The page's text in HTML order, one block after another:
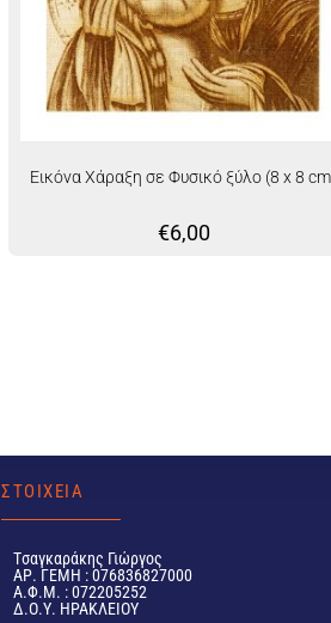
Εικόνα Χάραξη σε Φυσικό ξύλο (8 x 8
€6,00
ΣΤΟΙΧΕΙΑ
Tσαγκαράκης Γιώργος
ΑΡ. ΓΕΜΗ : 076836827000
Α.Φ.Μ. : 072205252
Δ.Ο.Υ. ΗΡΑΚΛΕΙΟΥ